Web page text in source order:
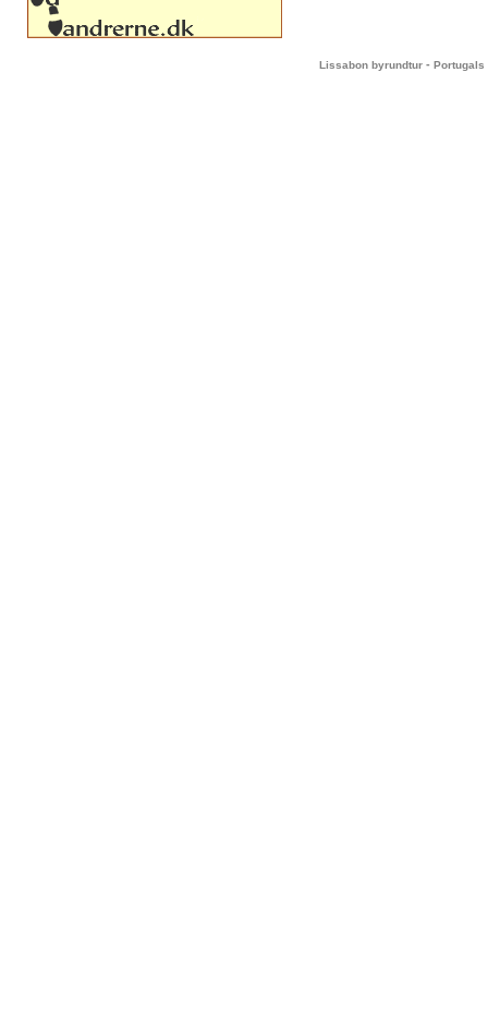
Lissabon byrundtur - Portugals